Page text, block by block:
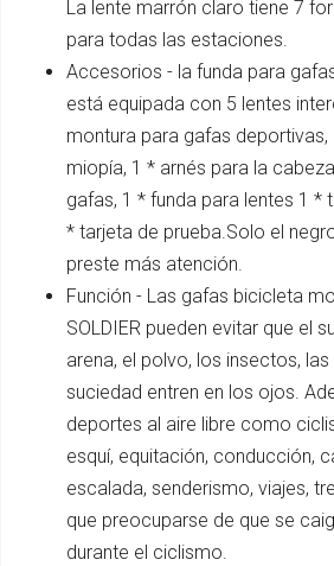
La lente marrón claro tiene 7
para todas las estaciones.
Accesorios - la funda para
está equipada con 5 lentes
montura para gafas
miopía, 1 * arnés para la
gafas, 1 * funda para lentes 1 *
* tarjeta de prueba.Solo el
preste más atención.
Función - Las gafas bicicleta
SOLDIER pueden evitar que el
arena, el polvo, los insectos,
suciedad entren en los ojos.
deportes al aire libre como
esquí, equitación, conducción,
escalada, senderismo, viajes,
que preocuparse de que se
durante el ciclismo.